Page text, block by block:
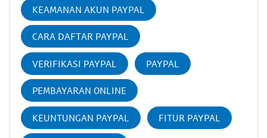
KEAMANAN AKUN PAYPAL
CARA DAFTAR PAYPAL
VERIFIKASI PAYPAL PAYPAL
PEMBAYARAN ONLINE
KEUNTUNGAN PAYPAL FITUR PAYPAL